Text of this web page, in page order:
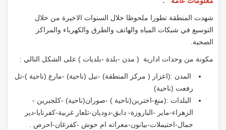
شهدت المنطقة تطورا ملحوظا خلال السنوات الاخيرة من خلال
التوسيع في شبكات المياه والهاتف والطرق والكهرباء والمراكز
الصحية.
مكونة من وحدات ادارية ( مدن -بلدة -بلديات ) على الشكل التالي :
المدن :(اعزاز ( مركز المنطقة) -نبل (ناحية) -مارع (ناحية )-تل
رفعت (ناحية)
البلدات :(منغ-اخترين(ناحية ) -صوران(ناحية) -كلجبرين -
الزهراء-ماير -الباروزة- دابق-دوديان-تلعار غربية-كفرنايا-دير
جمال-احتيملات-بيانون-معراته ام حوش -كفرغان-احرص .